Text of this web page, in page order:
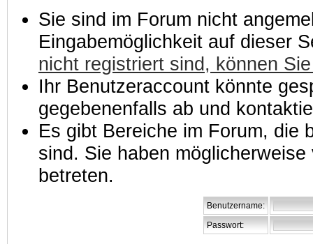
Sie sind im Forum nicht
Eingabemöglichkeit auf dieser
nicht registriert sind, können
Ihr Benutzeraccount könnte
gegebenenfalls ab und
Es gibt Bereiche im Forum, die
sind. Sie haben
betreten.
Benutzername:
Passwort: